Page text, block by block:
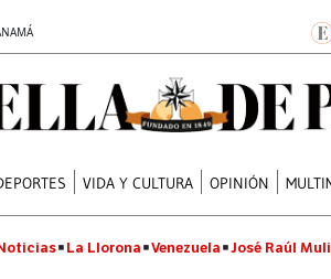
VIDA Y CULTURA OPINIÓN
La Llorona Venezuela José Raúl